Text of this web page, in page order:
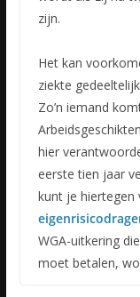
zijn.
Het kan
ziekte
Zo’n iemand
hier
eerste tien jaar
kunt je hiertegen
WGA-uitkering
moet betalen,